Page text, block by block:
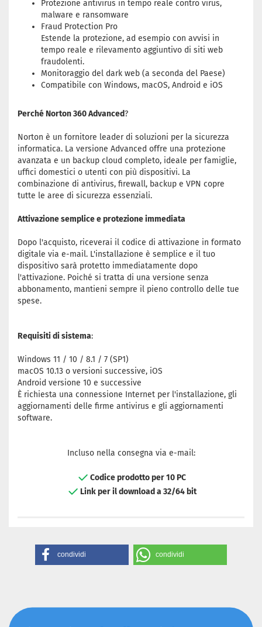
Protezione antivirus in tempo reale contro virus,
malware e ransomware
Fraud Protection Pro
Estende la protezione, ad esempio con avvisi in
tempo reale e rilevamento aggiuntivo di siti web
fraudolenti.
Monitoraggio del dark web (a seconda del Paese)
Compatibile con Windows, macOS, Android e iOS
Perché Norton 360 Advanced?
Norton è un fornitore leader di soluzioni per la sicurezza
informatica. La versione Advanced offre una protezione
avanzata e un backup cloud completo, ideale per famiglie,
uffici domestici o utenti con più dispositivi. La
combinazione di antivirus, firewall, backup e VPN copre
tutte le aree di sicurezza essenziali.
Attivazione semplice e protezione immediata
Dopo l'acquisto, riceverai il codice di attivazione in formato
digitale via e-mail. L'installazione è semplice e il tuo
dispositivo sarà protetto immediatamente dopo
l'attivazione. Poiché si tratta di una versione senza
abbonamento, mantieni sempre il pieno controllo delle tue
spese.
Requisiti di sistema:
Windows 11 / 10 / 8.1 / 7 (SP1)
macOS 10.13 o versioni successive, iOS
Android versione 10 e successive
È richiesta una connessione Internet per l'installazione, gli
aggiornamenti delle firme antivirus e gli aggiornamenti
software.
Incluso nella consegna via e-mail:
Codice prodotto per 10 PC
Link per il download a 32/64 bit
condividi condividi